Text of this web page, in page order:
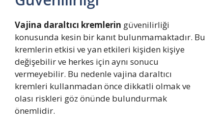
Vajina daraltıcı kremlerin güvenilirliği
konusunda kesin bir kanıt bulunmamaktadır. Bu
kremlerin etkisi ve yan etkileri kişiden kişiye
değişebilir ve herkes için aynı sonucu
vermeyebilir. Bu nedenle vajina daraltıcı
kremleri kullanmadan önce dikkatli olmak ve
olası riskleri göz önünde bulundurmak
önemlidir.